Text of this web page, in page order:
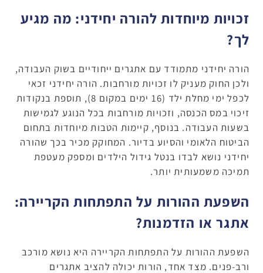
זכויות מיוחדות להורה יחידני: מה מגיע
לך?
הורה יחידני מתמודד עם אתגרים ייחודיים בשוק העבודה,
ולכן החוק מעניק לו זכויות מורחבות. הורה יחידני זכאי
לכפל ימי מחלת ילד (16 ימים במקום 8), תוספת בנקודות
זיכוי במס הכנסה, וזכויות מורחבות בכל הנוגע לגמישות
בשעות העבודה. בנוסף, קיימות הטבות מיוחדות בתחום
הביטוח הלאומי והסיוע בדיור. המחוקק מכיר בכך שהורה
יחידני נושא לבדו בנטל גידול הילדים ומספק מעטפת
תמיכה משמעותית יותר.
השפעת ההורות על התפתחות הקריירה:
אתגר או הזדמנות?
השפעת ההורות על התפתחות הקריירה היא נושא מורכב
ורב-פנים. מצד אחד, הורות יכולה להציב אתגרים